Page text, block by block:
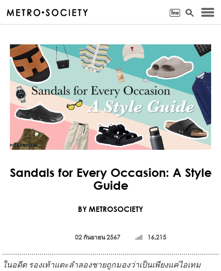
Sandals for Every Occasion: A Style
Guide
BY METROSOCIETY
02 กันยายน 2567 16,215
ในอดีต รองเท้าแตะลำลองชายถูกมองว่าเป็นเพียงแค่ไอเทม